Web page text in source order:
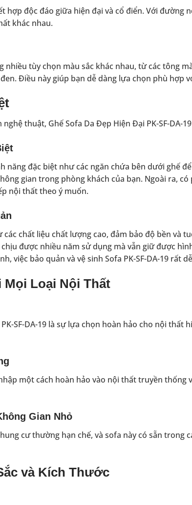
hợp độc đáo giữa hiện đại và cổ điển. Với đường
khác nhau.
nhiều tùy chọn màu sắc khác nhau, từ các tông
Điều này giúp bạn dễ dàng lựa chọn phù hợp
thuật, Ghế Sofa Da Đẹp Hiện Đại PK-SF-DA-
năng đặc biệt như các ngăn chứa bên dưới ghế
gian trong phòng khách của bạn. Ngoài ra,
nội thất theo ý muốn.
chất liệu chất lượng cao, đảm bảo độ bền và
được nhiều năm sử dụng mà vẫn giữ được
việc bảo quản và vệ sinh Sofa PK-SF-DA-19 rất
Loại Nội Thất
SF-DA-19 là sự lựa chọn hoàn hảo cho nội thất
một cách hoàn hảo vào nội thất truyền thống
Gian Nhỏ
cư thường hạn chế, và sofa này có sẵn trong
và Kích Thước